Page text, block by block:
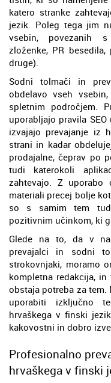
katero stranke
jezik. Poleg tega jim
vsebin, povezanih
zloženke, PR
druge).
Sodni tolmači in
obdelavo vseh
spletnim področjem.
uporabljajo pravila
izvajajo prevajanje iz
strani in kadar
prodajalne, čeprav po
tudi katerokoli
zahtevajo. Z uporabo
materiali precej bolje
so s samim tem
pozitivnim učinkom, ki
Glede na to, da v
prevajalci in sodni
strokovnjaki, moramo
kompletna redakcija,
obstaja potreba za
uporabiti izključno
hrvaškega v finski
kakovostni in dobro
Profesionalno
hrvaškega v finski